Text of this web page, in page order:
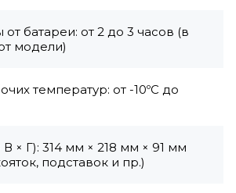
батареи: от 2 до 3 часов (в
модели)
температур: от -10ºC до
× Г): 314 мм × 218 мм × 91 мм
подставок и пр.)